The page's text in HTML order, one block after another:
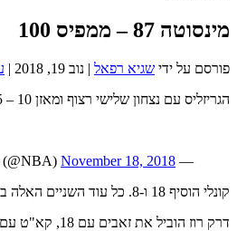
מינסוטה 87 – ממפיס 100
פורסם על ידי שגיא רפאל | נוב 19, 2018 |
הגריזליס עם נצחון שלישי רצוף ומאזן 10 – 5 נראים טוב מאוד. מארק גאסול היה מצויים עם 26-13-3-2-3
— NBA (@NBA)
November 18, 2018
קונלי הוסיף 18 ו-8. כל עוד השניים האלה בריאים לגריזליס יש סיכוי טוב לפלייאוף. ג'קסון הוסיף 13. ג'מייקל גרין חזר מפציעת הלסת שלו.
דרק רוז הוביל את זאבים עם 18, קא"ט עם 15-20, וקובינגטון עם 15 משלו.